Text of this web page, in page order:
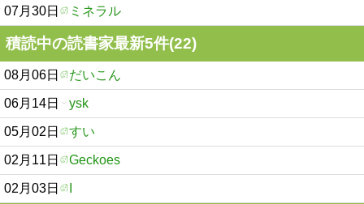
07月30日 ミネラル
積読中の読書家最新5件(22)
08月06日 だいこん
06月14日 ysk
05月02日 すい
02月11日 Geckoes
02月03日